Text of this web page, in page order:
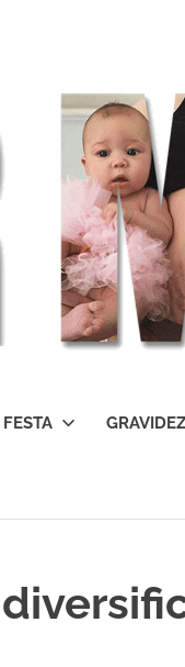
FESTA GRAVIDEZ